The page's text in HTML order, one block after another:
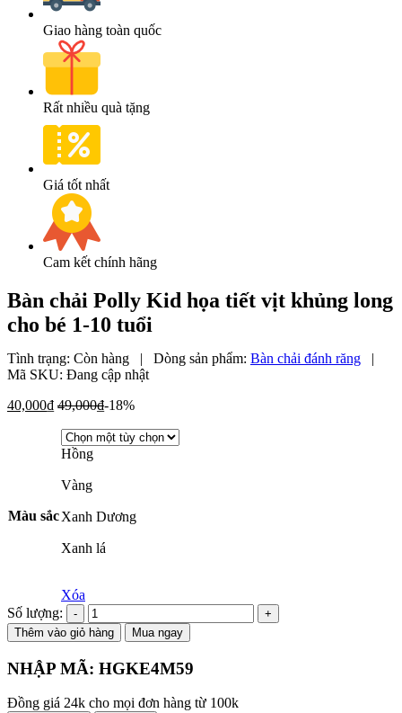
Giao hàng toàn quốc
Rất nhiều quà tặng
Giá tốt nhất
Cam kết chính hãng
Bàn chải Polly Kid họa tiết vịt khủng long
cho bé 1-10 tuổi
Tình trạng: Còn hàng | Dòng sản phẩm: Bàn chải đánh răng
|
Mã SKU: Đang cập nhật
40,000₫ 49,000₫-18%
Màu sắc
Hồng
Vàng
Xanh Dương
Xanh lá
Xóa
Số lượng:
Thêm vào giỏ hàng Mua ngay
NHẬP MÃ: HGKE4M59
Đồng giá 24k cho mọi đơn hàng từ 100k